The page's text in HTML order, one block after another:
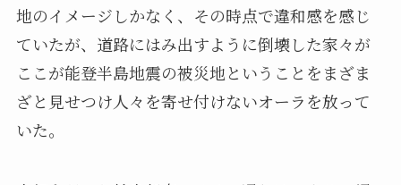
地のイメージしかなく、その時点で違和感を感じ
ていたが、道路にはみ出すように倒壊した家々が
ここが能登半島地震の被災地ということをまざま
ざと見せつけ人々を寄せ付けないオーラを放って
いた。